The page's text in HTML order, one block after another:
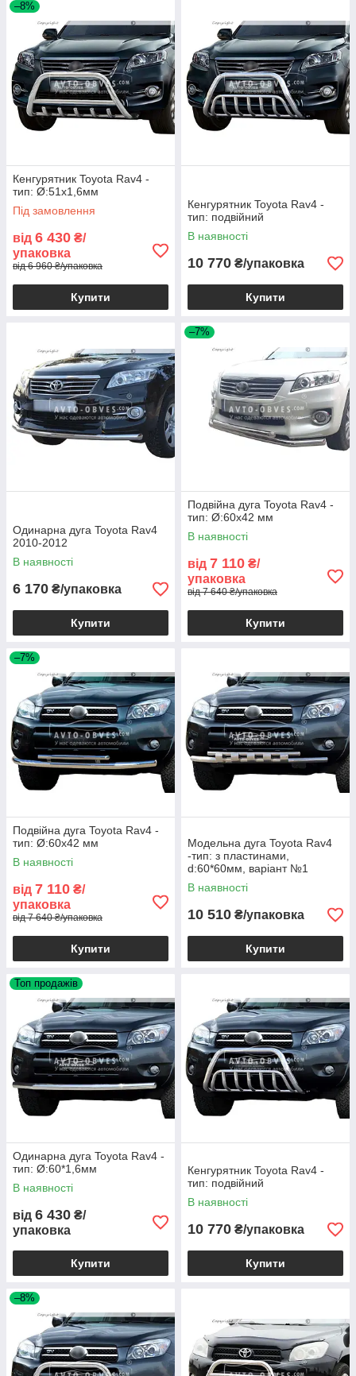
–8%
Кенгурятник Toyota Rav4 -
тип: Ø:51х1,6мм
Під замовлення
від 6 430 ₴/
упаковка
від 6 960 ₴/упаковка
Купити
Кенгурятник Toyota Rav4 -
тип: подвійний
В наявності
10 770 ₴/упаковка
Купити
Одинарна дуга Toyota Rav4
2010-2012
В наявності
6 170 ₴/упаковка
Купити
–7%
Подвійна дуга Toyota Rav4 -
тип: Ø:60х42 мм
В наявності
від 7 110 ₴/
упаковка
від 7 640 ₴/упаковка
Купити
–7%
Подвійна дуга Toyota Rav4 -
тип: Ø:60х42 мм
В наявності
від 7 110 ₴/
упаковка
від 7 640 ₴/упаковка
Купити
Модельна дуга Toyota Rav4
-тип: з пластинами,
d:60*60мм, варіант №1
В наявності
10 510 ₴/упаковка
Купити
Топ продажів
Одинарна дуга Toyota Rav4 -
тип: Ø:60*1,6мм
В наявності
від 6 430 ₴/
упаковка
Купити
Кенгурятник Toyota Rav4 -
тип: подвійний
В наявності
10 770 ₴/упаковка
Купити
–8%